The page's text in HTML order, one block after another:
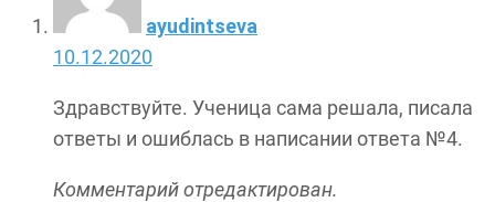
ayudintseva
10.12.2020
Здравствуйте. Ученица сама решала, писала
ответы и ошиблась в написании ответа №4.
Комментарий отредактирован.